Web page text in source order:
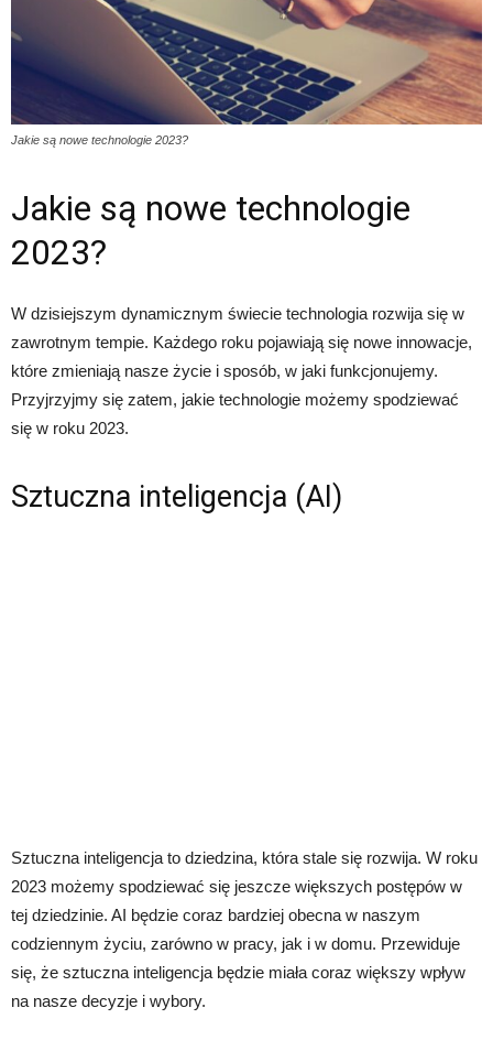
Jakie są nowe technologie 2023?
Jakie są nowe technologie
2023?
W dzisiejszym dynamicznym świecie technologia rozwija się w
zawrotnym tempie. Każdego roku pojawiają się nowe innowacje,
które zmieniają nasze życie i sposób, w jaki funkcjonujemy.
Przyjrzyjmy się zatem, jakie technologie możemy spodziewać
się w roku 2023.
Sztuczna inteligencja (AI)
Sztuczna inteligencja to dziedzina, która stale się rozwija. W roku
2023 możemy spodziewać się jeszcze większych postępów w
tej dziedzinie. AI będzie coraz bardziej obecna w naszym
codziennym życiu, zarówno w pracy, jak i w domu. Przewiduje
się, że sztuczna inteligencja będzie miała coraz większy wpływ
na nasze decyzje i wybory.